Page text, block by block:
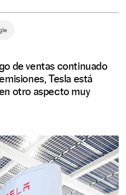
de ventas continuado
Tesla está
otro aspecto muy